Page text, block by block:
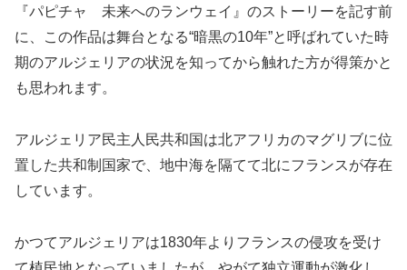
『パピチャ 未来へのランウェイ』のストーリーを記す前
に、この作品は舞台となる“暗黒の10年”と呼ばれていた時
期のアルジェリアの状況を知ってから触れた方が得策かと
も思われます。
アルジェリア民主人民共和国は北アフリカのマグリブに位
置した共和制国家で、地中海を隔てて北にフランスが存在
しています。
かつてアルジェリアは1830年よりフランスの侵攻を受け